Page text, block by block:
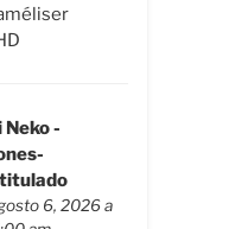
Neko -
6, 2026 a